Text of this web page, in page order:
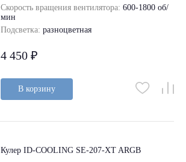
Скорость вращения вентилятора: 600-1800 об/
мин
Подсветка: разноцветная
4 450 ₽
В корзину
Кулер ID-COOLING SE-207-XT ARGB